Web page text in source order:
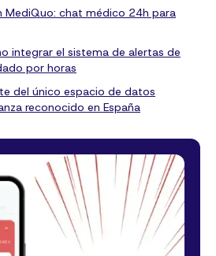
MediQuo: chat médico 24h para
integrar el sistema de alertas de
por horas
del único espacio de datos
reconocido en España